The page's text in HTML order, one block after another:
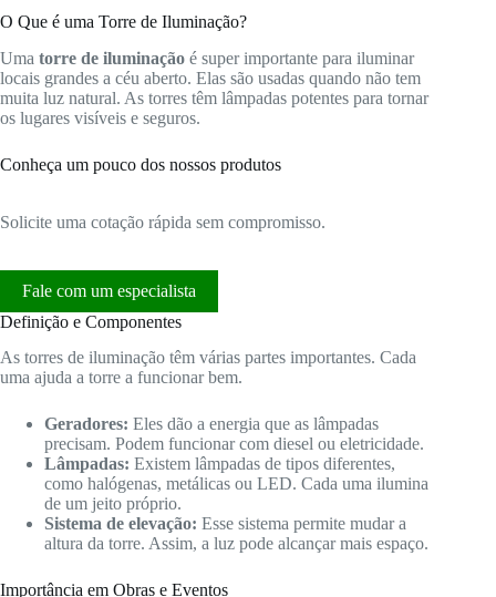
O Que é uma Torre de Iluminação?
Uma torre de iluminação é super importante para iluminar
locais grandes a céu aberto. Elas são usadas quando não tem
muita luz natural. As torres têm lâmpadas potentes para tornar
os lugares visíveis e seguros.
Conheça um pouco dos nossos produtos
Solicite uma cotação rápida sem compromisso.
Fale com um especialista
Definição e Componentes
As torres de iluminação têm várias partes importantes. Cada
uma ajuda a torre a funcionar bem.
Geradores: Eles dão a energia que as lâmpadas
precisam. Podem funcionar com diesel ou eletricidade.
Lâmpadas: Existem lâmpadas de tipos diferentes,
como halógenas, metálicas ou LED. Cada uma ilumina
de um jeito próprio.
Sistema de elevação: Esse sistema permite mudar a
altura da torre. Assim, a luz pode alcançar mais espaço.
Importância em Obras e Eventos